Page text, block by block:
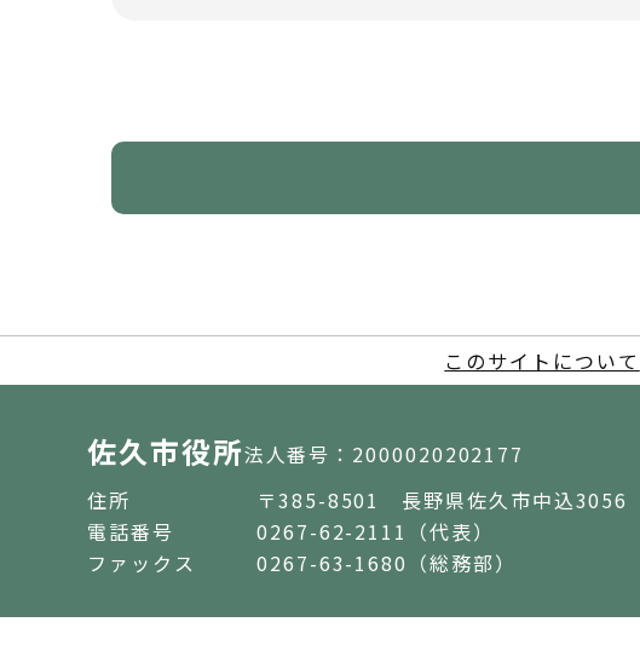
このサイトについて
佐久市役所法人番号：2000020202177
住所
〒385-8501 長野県佐久市中込3056
電話番号
0267-62-2111（代表）
ファックス
0267-63-1680（総務部）